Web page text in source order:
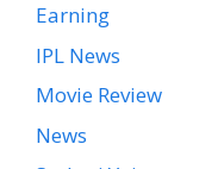
Earning
IPL News
Movie Review
News